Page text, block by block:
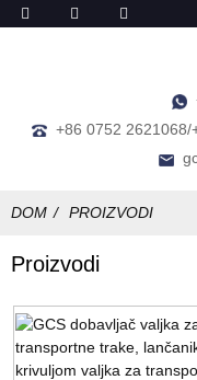
+86 0752 2621068/
DOM PROIZVODI
Proizvodi